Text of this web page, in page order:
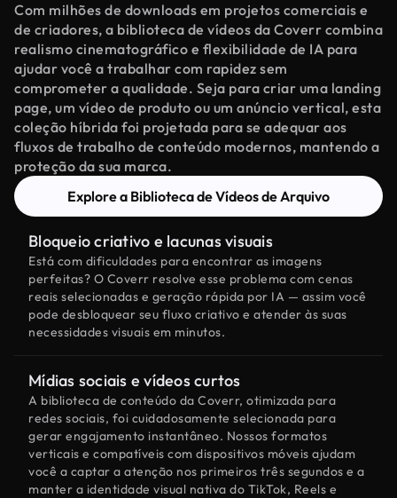
Com milhões de downloads em projetos comerciais e
de criadores, a biblioteca de vídeos da Coverr combina
realismo cinematográfico e flexibilidade de IA para
ajudar você a trabalhar com rapidez sem
comprometer a qualidade. Seja para criar uma landing
page, um vídeo de produto ou um anúncio vertical, esta
coleção híbrida foi projetada para se adequar aos
fluxos de trabalho de conteúdo modernos, mantendo a
proteção da sua marca.
Explore a Biblioteca de Vídeos de Arquivo
Bloqueio criativo e lacunas visuais
Está com dificuldades para encontrar as imagens
perfeitas? O Coverr resolve esse problema com cenas
reais selecionadas e geração rápida por IA — assim você
pode desbloquear seu fluxo criativo e atender às suas
necessidades visuais em minutos.
Mídias sociais e vídeos curtos
A biblioteca de conteúdo da Coverr, otimizada para
redes sociais, foi cuidadosamente selecionada para
gerar engajamento instantâneo. Nossos formatos
verticais e compatíveis com dispositivos móveis ajudam
você a captar a atenção nos primeiros três segundos e a
manter a identidade visual nativa do TikTok, Reels e